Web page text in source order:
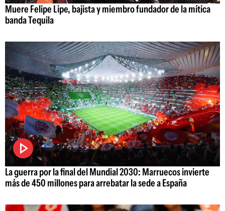
Muere Felipe Lipe, bajista y miembro fundador de la mítica
banda Tequila
La guerra por la final del Mundial 2030: Marruecos invierte
más de 450 millones para arrebatar la sede a España